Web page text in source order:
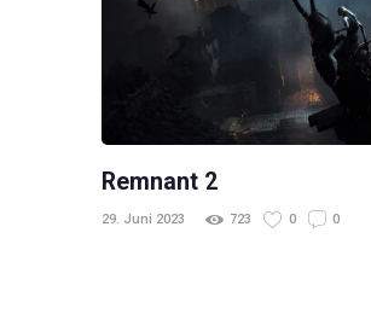
Remnant 2
29. Juni 2023 723 0 0